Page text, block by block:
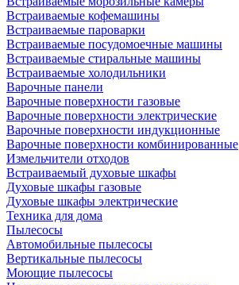
Встраиваемые кофемашины
Встраиваемые пароварки
Встраиваемые посудомоечные машины
Встраиваемые стиральные машины
Встраиваемые холодильники
Варочные панели
Варочные поверхности газовые
Варочные поверхности электрические
Варочные поверхности индукционные
Варочные поверхности комбинированные
Измельчители отходов
Встраиваемый духовые шкафы
Духовые шкафы газовые
Духовые шкафы электрические
Техника для дома
Пылесосы
Автомобильные пылесосы
Вертикальные пылесосы
Моющие пылесосы